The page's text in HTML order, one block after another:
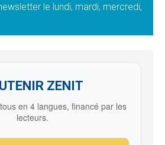
le lundi, mardi, mercredi,
ZENIT
en 4 langues, financé par les
lecteurs.